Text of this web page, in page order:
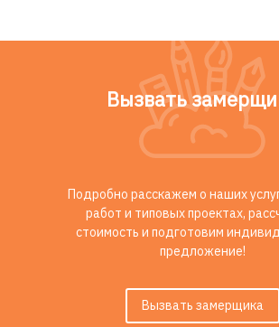
Вызвать
Подробно расскажем о наших
работ и типовых проектах,
стоимость и подготовим
предложение!
Вызвать замерщика